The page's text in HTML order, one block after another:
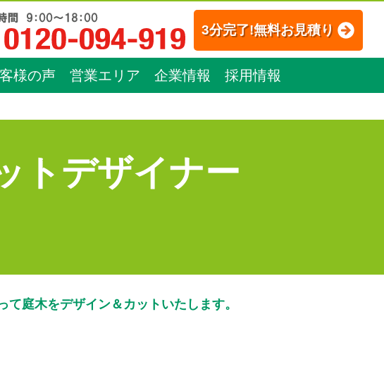
3分完了!無料お見積り
様の声 営業エリア 企業情報 採用情報
トデザイナー
庭木をデザイン＆カットいたします。